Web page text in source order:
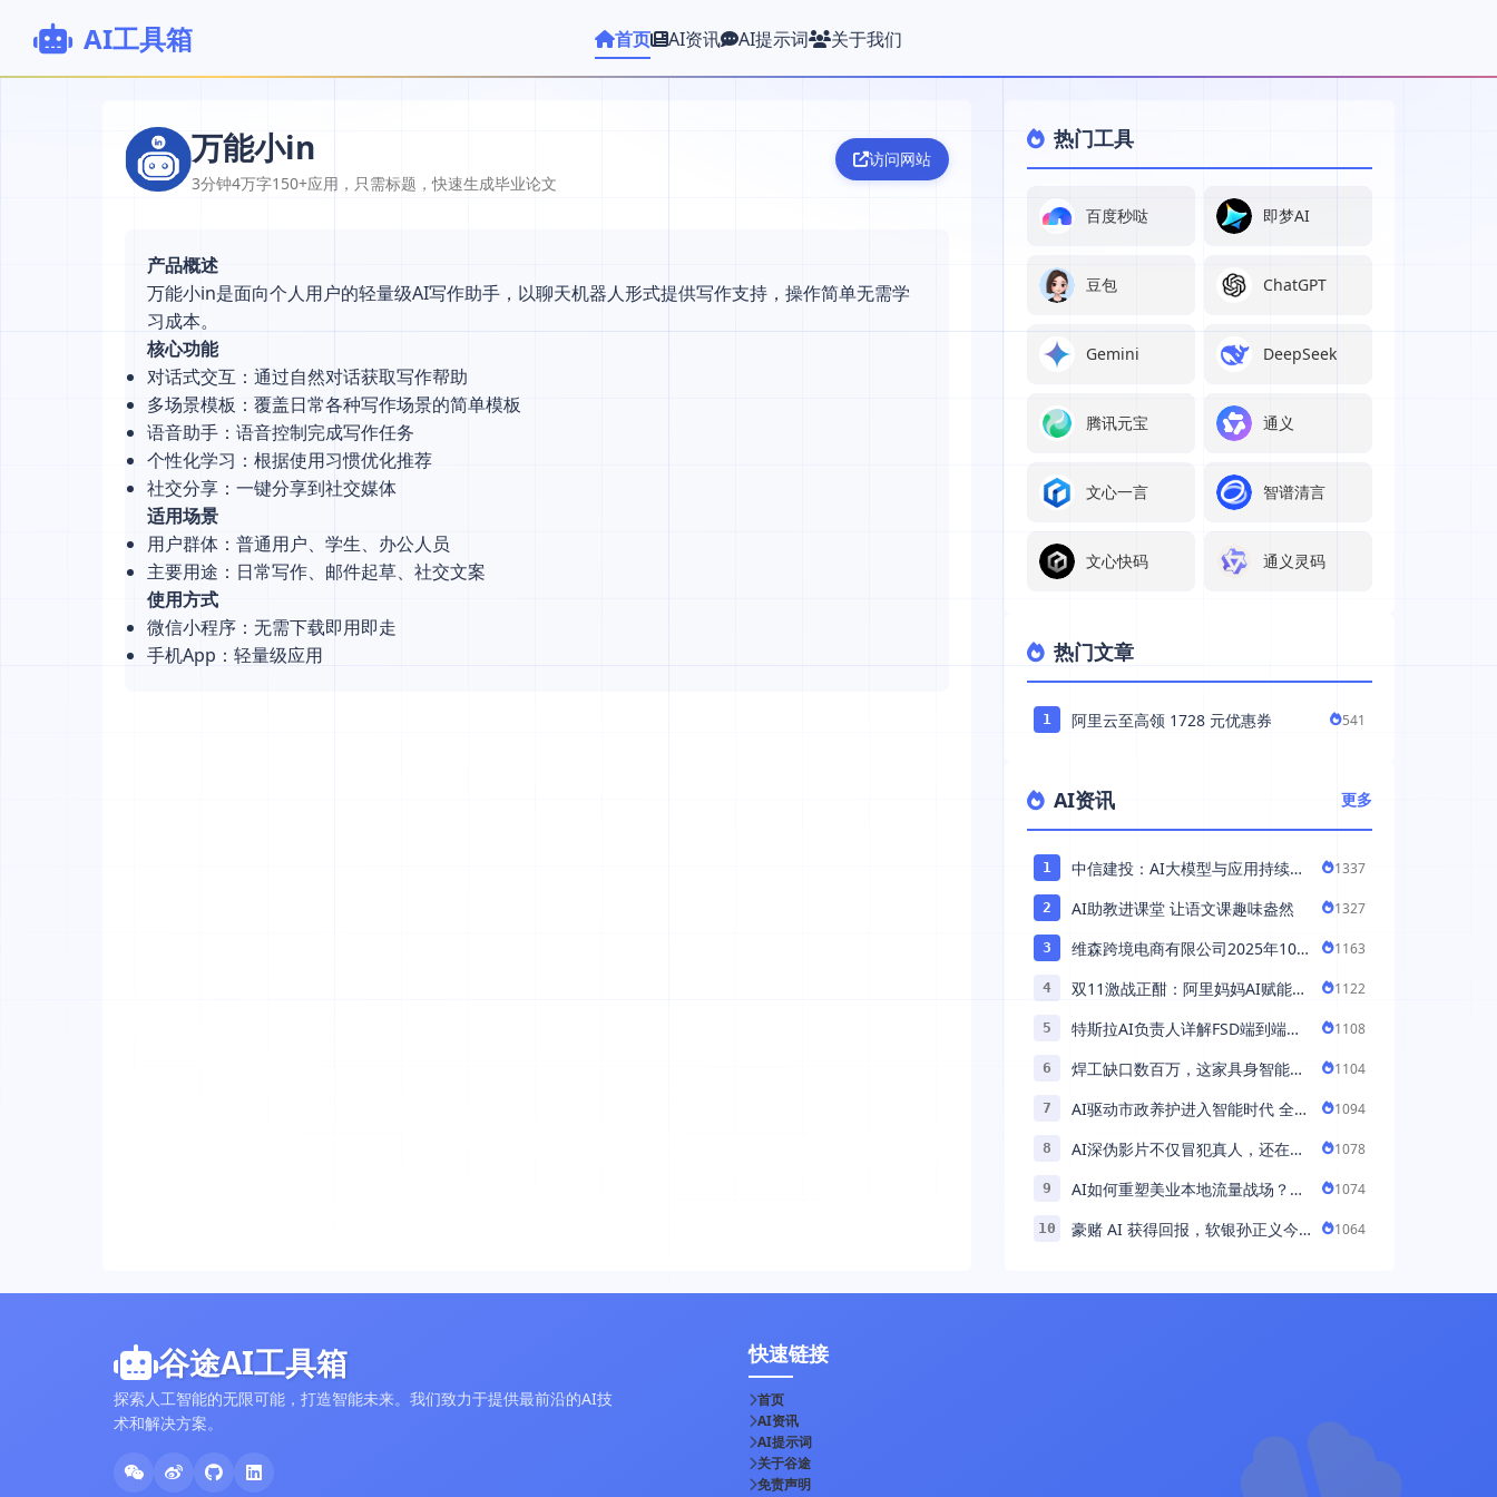
AI工具箱 首页 AI资讯 AI提示词 关于我们
万能小in
3分钟4万字150+应用，只需标题，快速生成毕业论文
访问网站
产品概述
万能小in是面向个人用户的轻量级AI写作助手，以聊天机器人形式提供写作支持，操作简单无需学
习成本。
核心功能
对话式交互：通过自然对话获取写作帮助
多场景模板：覆盖日常各种写作场景的简单模板
语音助手：语音控制完成写作任务
个性化学习：根据使用习惯优化推荐
社交分享：一键分享到社交媒体
适用场景
用户群体：普通用户、学生、办公人员
主要用途：日常写作、邮件起草、社交文案
使用方式
微信小程序：无需下载即用即走
手机App：轻量级应用
热门工具
百度秒哒 即梦AI
豆包 ChatGPT
Gemini DeepSeek
腾讯元宝 通义
文心一言 智谱清言
文心快码 通义灵码
热门文章
1 阿里云至高领 1728 元优惠券 541
AI资讯 更多
1
中信建投：AI大模型与应用持续发
1337
2 AI助教进课堂 让语文课趣味盎然 1327
3
维森跨境电商有限公司2025年10
家 ...
1163
4
双11激战正酣：阿里妈妈AI赋能，
1122
5
特斯拉AI负责人详解FSD端到端架
智能 ...
1108
6
焊工缺口数百万，这家具身智能机
...
1104
7
AI驱动市政养护进入智能时代 全国
1094
8
AI深伪影片不仅冒犯真人，还在英
1078
9
AI如何重塑美业本地流量战场？拆
1074
10
豪赌 AI 获得回报，软银孙正义今
1064
谷途AI工具箱
探索人工智能的无限可能，打造智能未来。我们致力于提供最前沿的AI技
术和解决方案。
快速链接
首页
AI资讯
AI提示词
关于谷途
免责声明